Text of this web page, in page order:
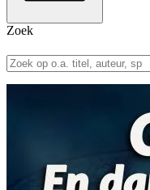
Zoek